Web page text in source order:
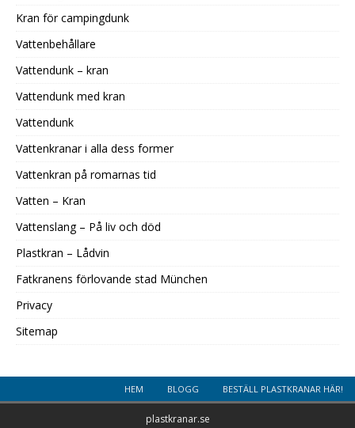
Kran för campingdunk
Vattenbehållare
Vattendunk – kran
Vattendunk med kran
Vattendunk
Vattenkranar i alla dess former
Vattenkran på romarnas tid
Vatten – Kran
Vattenslang – På liv och död
Plastkran – Lådvin
Fatkranens förlovande stad München
Privacy
Sitemap
HEM BLOGG BESTÄLL PLASTKRANAR HÄR!
plastkranar.se